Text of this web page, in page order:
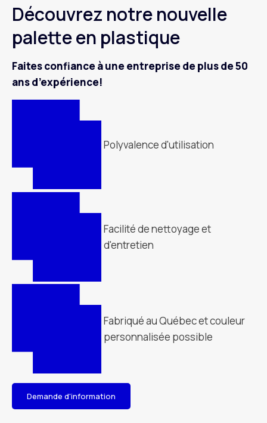
Découvrez notre nouvelle
palette en plastique
Faites confiance à une entreprise de plus de 50
ans d’expérience!
Polyvalence d'utilisation
Facilité de nettoyage et
d'entretien
Fabriqué au Québec et couleur
personnalisée possible
Demande d'information